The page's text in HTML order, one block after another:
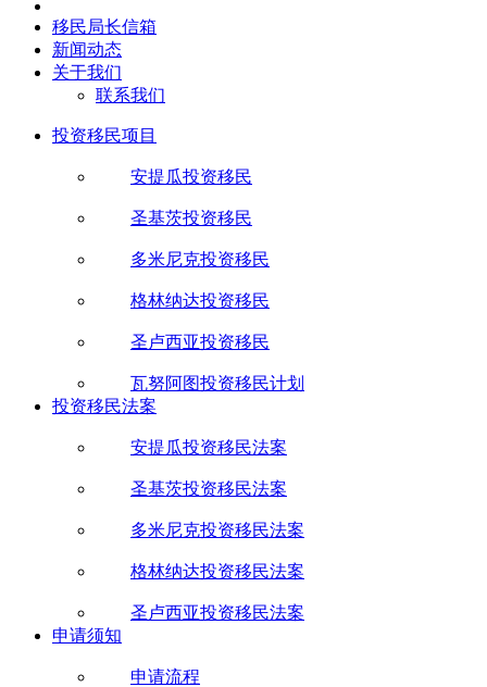
移民局长信箱
新闻动态
关于我们
联系我们
投资移民项目
安提瓜投资移民
圣基茨投资移民
多米尼克投资移民
格林纳达投资移民
圣卢西亚投资移民
瓦努阿图投资移民计划
投资移民法案
安提瓜投资移民法案
圣基茨投资移民法案
多米尼克投资移民法案
格林纳达投资移民法案
圣卢西亚投资移民法案
申请须知
申请流程